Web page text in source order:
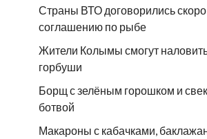
Страны ВТО договорились скоро
соглашению по рыбе
Жители Колымы смогут
горбуши
Борщ с зелёным горошком и
ботвой
Макароны с кабачками,